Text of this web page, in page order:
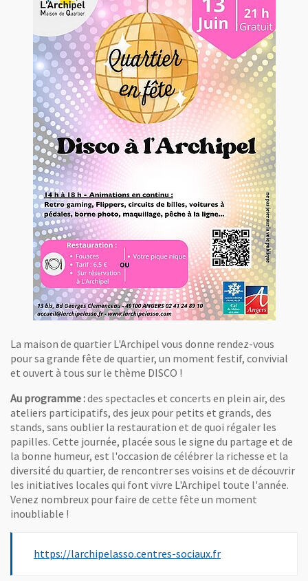
La maison de quartier L'Archipel vous donne rendez-vous
pour sa grande fête de quartier, un moment festif, convivial
et ouvert à tous sur le thème DISCO !
Au programme :des spectacles et concerts en plein air, des
ateliers participatifs, des jeux pour petits et grands, des
stands, sans oublier la restauration et de quoi régaler les
papilles. Cette journée, placée sous le signe du partage et de
la bonne humeur, est l'occasion de célébrer la richesse et la
diversité du quartier, de rencontrer ses voisins et de découvrir
les initiatives locales qui font vivre L'Archipel toute l'année.
Venez nombreux pour faire de cette fête un moment
inoubliable !
https://larchipelasso.centres-sociaux.fr, Ouvre une